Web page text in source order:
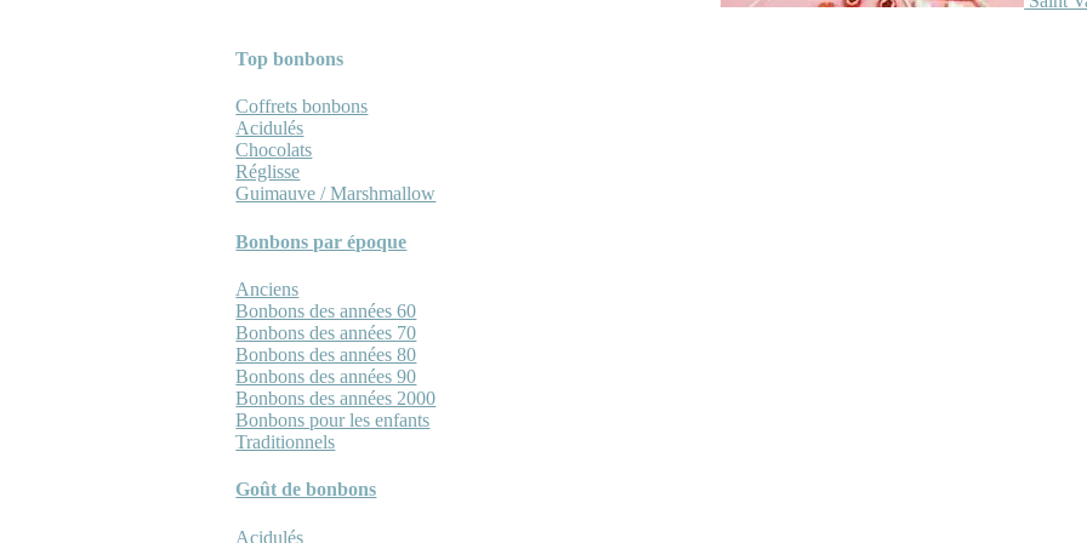
Top bonbons
Coffrets bonbons
Acidulés
Chocolats
Réglisse
Guimauve / Marshmallow
Bonbons par époque
Anciens
Bonbons des années 60
Bonbons des années 70
Bonbons des années 80
Bonbons des années 90
Bonbons des années 2000
Bonbons pour les enfants
Traditionnels
Goût de bonbons
Acidulés